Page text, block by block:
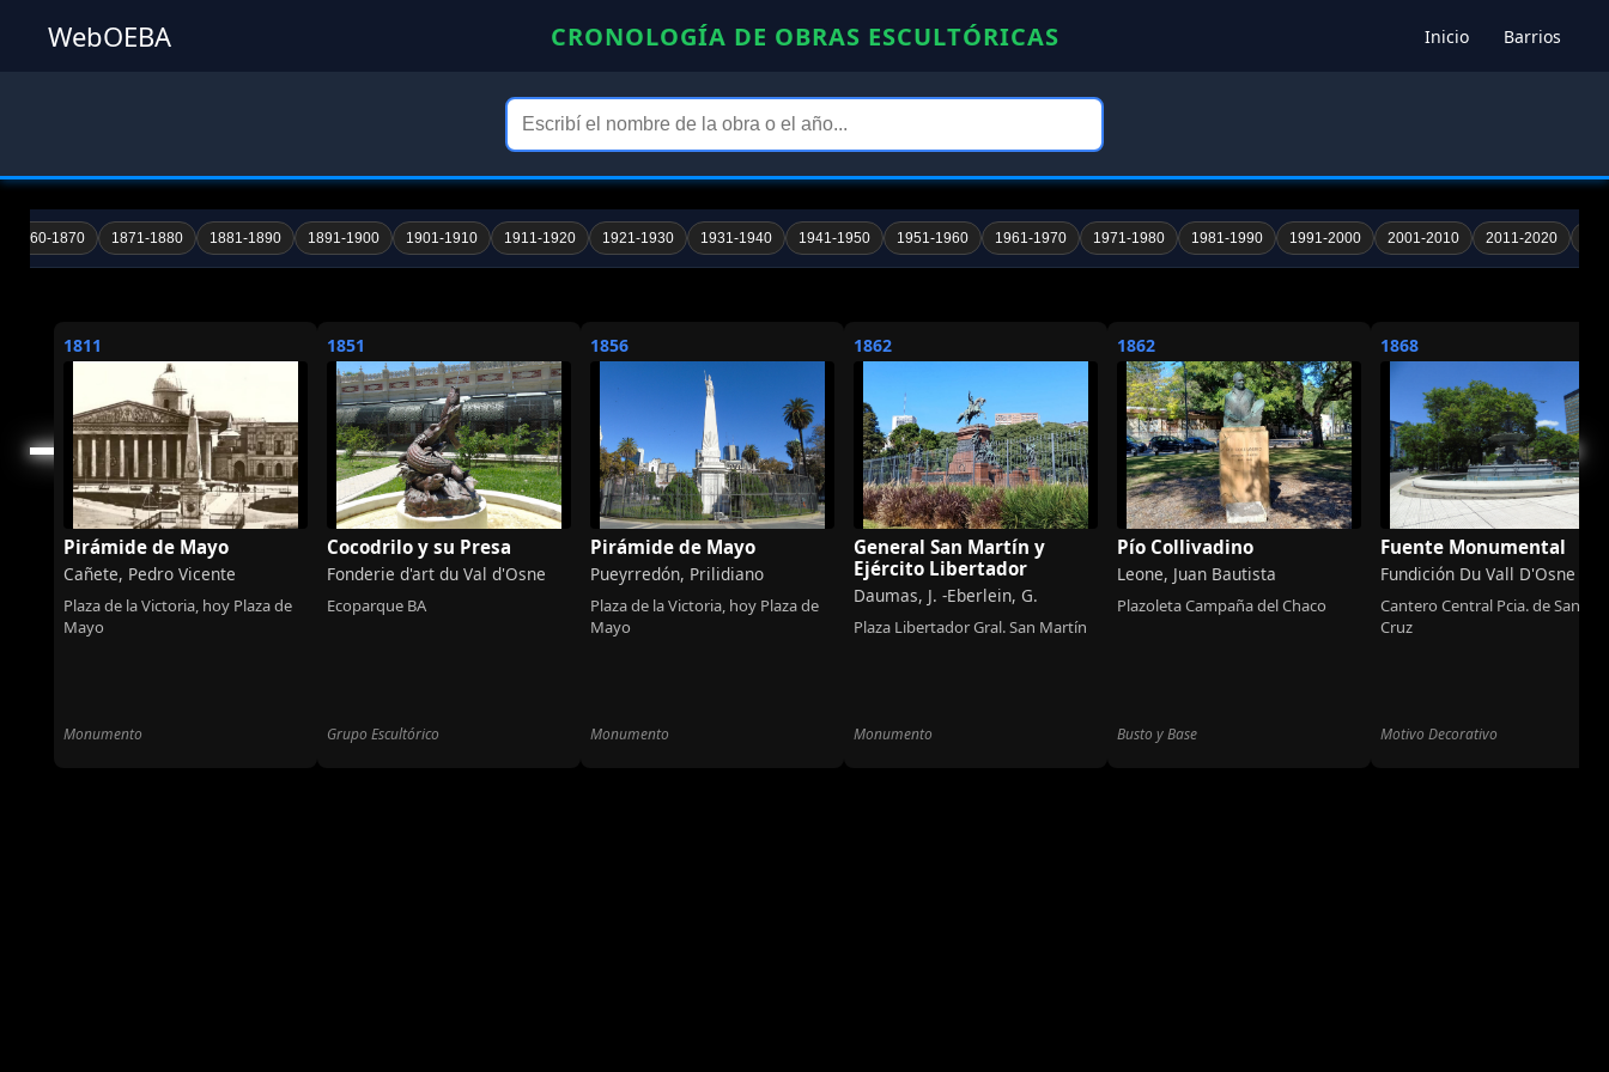
WebOEBA CRONOLOGÍA DE OBRAS ESCULTÓRICAS Inicio Barrios
1860-1870 1871-1880 1881-1890 1891-1900 1901-1910 1911-1920 1921-1930 1931-1940 1941-1950 1951-1960 1961-1970 1971-1980 1981-1990 1991-2000 2001-2010 2011-2020
1811
Pirámide de Mayo
Cañete, Pedro Vicente
Plaza de la Victoria, hoy Plaza de
Mayo
Monumento
1851
Cocodrilo y su Presa
Fonderie d'art du Val d'Osne
Ecoparque BA
Grupo Escultórico
1856
Pirámide de Mayo
Pueyrredón, Prilidiano
Plaza de la Victoria, hoy Plaza de
Mayo
Monumento
1862
General San Martín y
Ejército Libertador
Daumas, J. -Eberlein, G.
Plaza Libertador Gral. San Martín
Monumento
1862
Pío Collivadino
Leone, Juan Bautista
Plazoleta Campaña del Chaco
Busto y Base
1868
Fuente Monumental
Fundición Du Vall D'Osne
Cantero Central Pcia. de Santa
Cruz
Motivo Decorativo